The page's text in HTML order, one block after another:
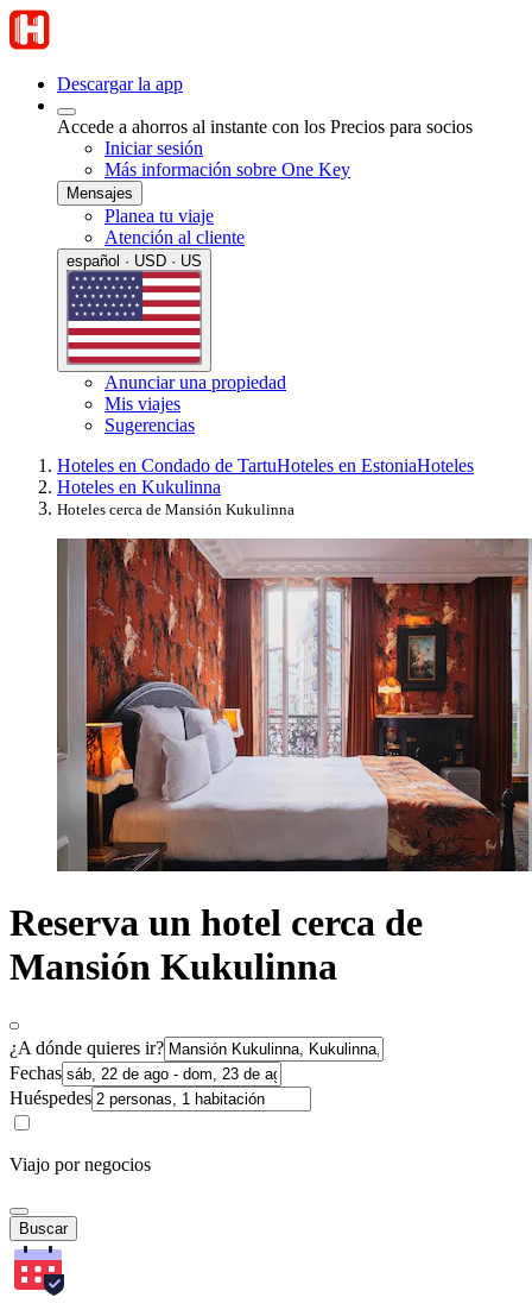
Descargar la app
Accede a ahorros al instante con los Precios para socios
Iniciar sesión
Más información sobre One Key
Mensajes
Planea tu viaje
Atención al cliente
español · USD · US
Anunciar una propiedad
Mis viajes
Sugerencias
Hoteles en Condado de TartuHoteles en EstoniaHoteles
Hoteles en Kukulinna
Hoteles cerca de Mansión Kukulinna
Reserva un hotel cerca de
Mansión Kukulinna
¿A dónde quieres ir?
Fechas
Huéspedes
Viajo por negocios
Buscar